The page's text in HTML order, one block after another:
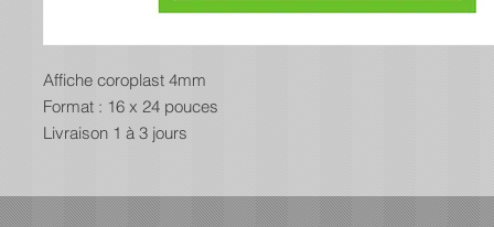
Affiche coroplast 4mm
Format : 16 x 24 pouces
Livraison 1 à 3 jours